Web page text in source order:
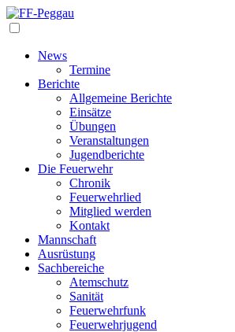
News
Termine
Berichte
Allgemeine Berichte
Einsätze
Übungen
Veranstaltungen
Jugendberichte
Die Feuerwehr
Chronik
Feuerwehrlied
Mitglied werden
Kontakt
Mannschaft
Ausrüstung
Sachbereiche
Atemschutz
Sanität
Feuerwehrfunk
Feuerwehrjugend